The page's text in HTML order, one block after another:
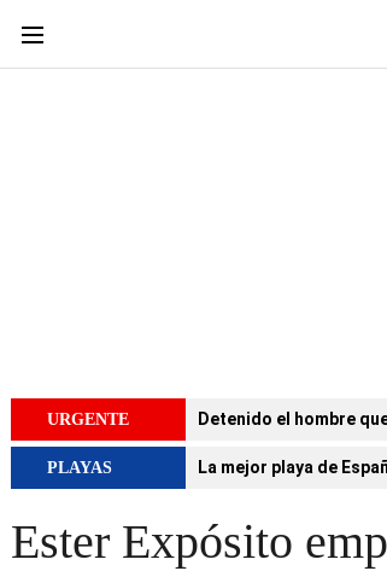
URGENTE Detenido el hombre
PLAYAS La mejor playa de
Ester Expósito